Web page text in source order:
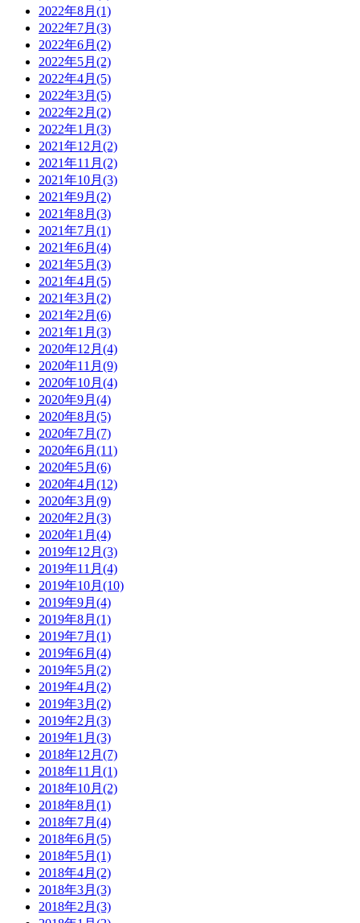
2022年8月(1)
2022年7月(3)
2022年6月(2)
2022年5月(2)
2022年4月(5)
2022年3月(5)
2022年2月(2)
2022年1月(3)
2021年12月(2)
2021年11月(2)
2021年10月(3)
2021年9月(2)
2021年8月(3)
2021年7月(1)
2021年6月(4)
2021年5月(3)
2021年4月(5)
2021年3月(2)
2021年2月(6)
2021年1月(3)
2020年12月(4)
2020年11月(9)
2020年10月(4)
2020年9月(4)
2020年8月(5)
2020年7月(7)
2020年6月(11)
2020年5月(6)
2020年4月(12)
2020年3月(9)
2020年2月(3)
2020年1月(4)
2019年12月(3)
2019年11月(4)
2019年10月(10)
2019年9月(4)
2019年8月(1)
2019年7月(1)
2019年6月(4)
2019年5月(2)
2019年4月(2)
2019年3月(2)
2019年2月(3)
2019年1月(3)
2018年12月(7)
2018年11月(1)
2018年10月(2)
2018年8月(1)
2018年7月(4)
2018年6月(5)
2018年5月(1)
2018年4月(2)
2018年3月(3)
2018年2月(3)